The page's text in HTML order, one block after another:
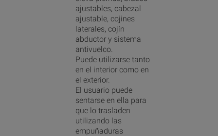
ajustables, cabezal
ajustable, cojines
laterales, cojín
abductor y sistema
antivuelco.
Puede utilizarse tanto
en el interior como en
el exterior.
El usuario puede
sentarse en ella para
que lo trasladen
utilizando las
empuñaduras